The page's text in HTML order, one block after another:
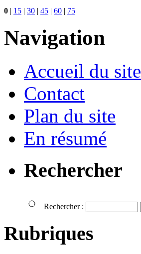
0 | 15 | 30 | 45 | 60 | 75
Navigation
Accueil du site
Contact
Plan du site
En résumé
Rechercher
Rechercher :
Rubriques